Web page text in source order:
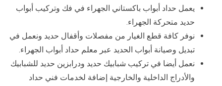
يعمل حداد أبواب باكستاني الجهراء في فك وتركيب أبواب
حديد متحركة الجهراء.
نوفر كافة قطع الغيار من مفصلات وأقفال حديد ونعمل في
تبديل وصيانة أبواب الحديد عبر معلم حداد أبواب الجهراء.
نعمل أيضا في تركيب شبابيك حديد ودرابزين حديد للشبابيك
والأدراج الداخلية والخارجية إضافة لخدمات فني حداد